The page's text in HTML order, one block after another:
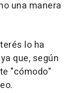
una manera
lo ha
que, según
"cómodo"